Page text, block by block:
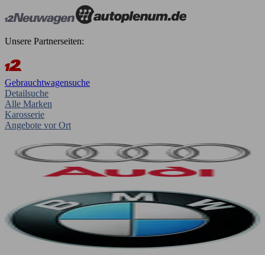
Unsere Partnerseiten:
Gebrauchtwagensuche
Detailsuche
Alle Marken
Karosserie
Angebote vor Ort